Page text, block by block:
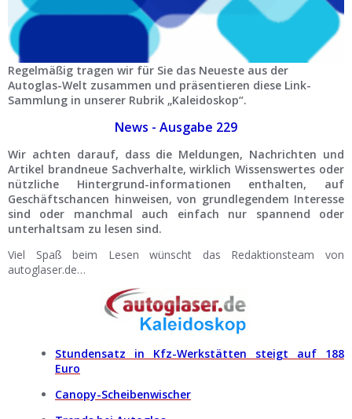
Werkstatt Login
Regelmäßig tragen wir für Sie das Neueste aus der
Autoglas-Welt zusammen und präsentieren diese Link-
Sammlung in unserer Rubrik „Kaleidoskop“.
News - Ausgabe 229
Wir achten darauf, dass die Meldungen, Nachrichten und
Artikel brandneue Sachverhalte, wirklich Wissenswertes oder
nützliche Hintergrund-informationen enthalten, auf
Geschäftschancen hinweisen, von grundlegendem Interesse
sind oder manchmal auch einfach nur spannend oder
unterhaltsam zu lesen sind.
Viel Spaß beim Lesen wünscht das Redaktionsteam von
autoglaser.de…
Stundensatz in Kfz-Werkstätten steigt auf 188
Euro
Canopy-Scheibenwischer